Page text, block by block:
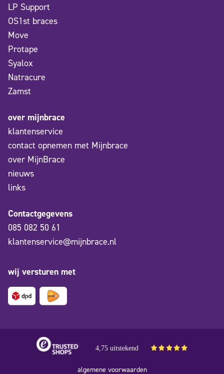
LP Support
OS1st braces
Move
Protape
Syalox
Natracure
Zamst
over mijnbrace
klantenservice
contact opnemen met Mijnbrace
over MijnBrace
nieuws
links
Contactgegevens
085 082 50 61
klantenservice@mijnbrace.nl
wij versturen met
4,75 uitstekend
algemene voorwaarden